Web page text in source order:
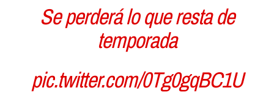
Se perderá lo que resta de
temporada
pic.twitter.com/0Tg0gqBC1U